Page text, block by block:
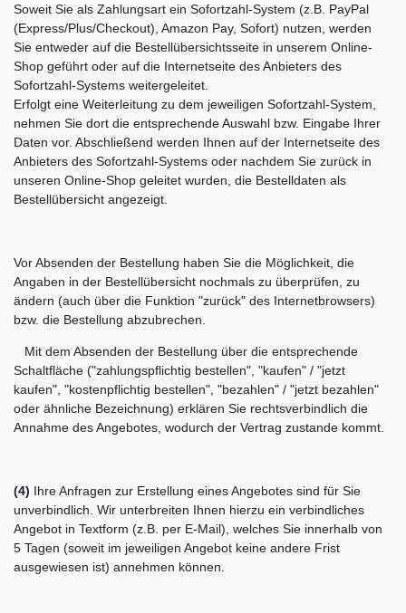
Soweit Sie als Zahlungsart ein Sofortzahl-System (z.B. PayPal
(Express/Plus/Checkout), Amazon Pay, Sofort) nutzen, werden
Sie entweder auf die Bestellübersichtsseite in unserem Online-
Shop geführt oder auf die Internetseite des Anbieters des
Sofortzahl-Systems weitergeleitet.
Erfolgt eine Weiterleitung zu dem jeweiligen Sofortzahl-System,
nehmen Sie dort die entsprechende Auswahl bzw. Eingabe Ihrer
Daten vor. Abschließend werden Ihnen auf der Internetseite des
Anbieters des Sofortzahl-Systems oder nachdem Sie zurück in
unseren Online-Shop geleitet wurden, die Bestelldaten als
Bestellübersicht angezeigt.
Vor Absenden der Bestellung haben Sie die Möglichkeit, die
Angaben in der Bestellübersicht nochmals zu überprüfen, zu
ändern (auch über die Funktion "zurück" des Internetbrowsers)
bzw. die Bestellung abzubrechen.
Mit dem Absenden der Bestellung über die entsprechende
Schaltfläche ("zahlungspflichtig bestellen", "kaufen" / "jetzt
kaufen", "kostenpflichtig bestellen", "bezahlen" / "jetzt bezahlen"
oder ähnliche Bezeichnung) erklären Sie rechtsverbindlich die
Annahme des Angebotes, wodurch der Vertrag zustande kommt.
(4) Ihre Anfragen zur Erstellung eines Angebotes sind für Sie
unverbindlich. Wir unterbreiten Ihnen hierzu ein verbindliches
Angebot in Textform (z.B. per E-Mail), welches Sie innerhalb von
5 Tagen (soweit im jeweiligen Angebot keine andere Frist
ausgewiesen ist) annehmen können.